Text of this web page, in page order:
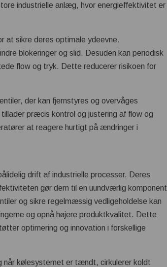
industrielle anlæg, hvor energieffektivitet er
at sikre deres optimale ydeevne.
blokeringer og slid. Desuden kan periodisk
flow og tryk. Dette reducerer risikoen for
der kan fjernstyres og overvåges
præcis kontrol og justering af flow og
at reagere hurtigt på ændringer i
drift af industrielle processer. Deres
gør dem til en uundværlig komponent
og sikre regelmæssig vedligeholdelse kan
og opnå højere produktkvalitet. Dette
optimering og innovation i forskellige
når kølesystemet er tændt, cirkulerer koldt